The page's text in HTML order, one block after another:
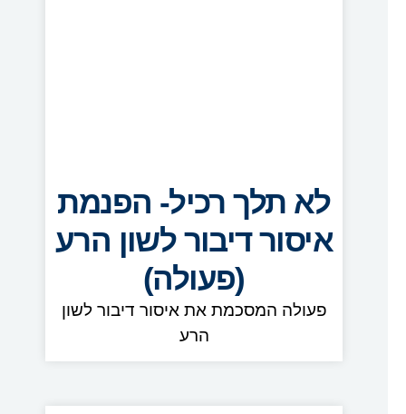
לא תלך רכיל- הפנמת
איסור דיבור לשון הרע
(פעולה)
פעולה המסכמת את איסור דיבור לשון
הרע